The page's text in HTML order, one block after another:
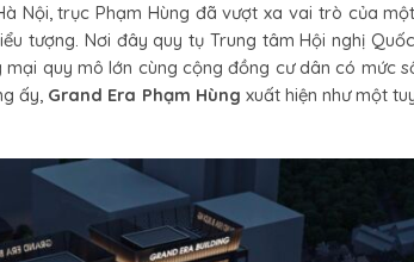
Nội, trục Phạm Hùng đã vượt xa vai trò của
tượng. Nơi đây quy tụ Trung tâm Hội nghị
quy mô lớn cùng cộng đồng cư dân có mức
ấy, Grand Era Phạm Hùng xuất hiện như một